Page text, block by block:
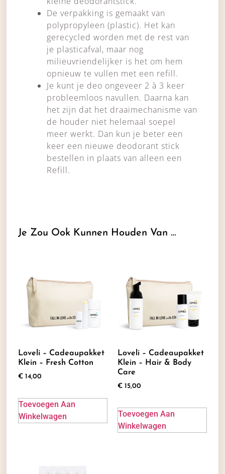
De verpakking is gemaakt van
polypropyleen (plastic). Het kan
gerecycled worden met de rest van
je plasticafval, maar nog
milieuvriendelijker is het om hem
opnieuw te vullen met een refill.
Je kunt je deo ongeveer 2 à 3 keer
probleemloos navullen. Daarna kan
het zijn dat het draaimechanisme van
de houder niet helemaal soepel
meer werkt. Dan kun je beter een
keer een nieuwe deodorant stick
bestellen in plaats van alleen een
Refill.
Je Zou Ook Kunnen Houden Van …
Loveli – Cadeaupakket
Klein – Fresh Cotton
€ 14,00
Toevoegen Aan
Winkelwagen
Loveli – Cadeaupakket
Klein – Hair & Body
Care
€ 15,00
Toevoegen Aan
Winkelwagen